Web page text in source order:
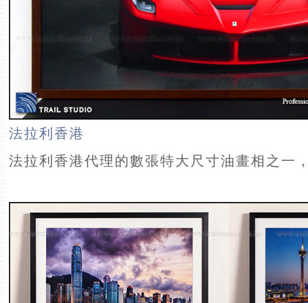
法拉利香港
法拉利香港代理的數張特大尺寸油畫相之一